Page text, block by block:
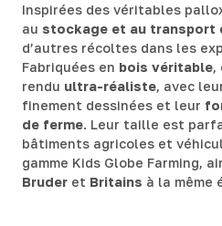
Inspirées des véritables
au stockage et au transport
d’autres récoltes dans les
Fabriquées en bois véritable,
rendu ultra-réaliste, avec
finement dessinées et leur
de ferme. Leur taille est
bâtiments agricoles et
gamme Kids Globe Farming,
Bruder et Britains à la même